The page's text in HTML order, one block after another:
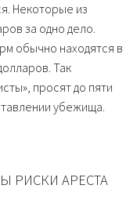
Некоторые из
за одно дело.
обычно находятся в
Так
просят до пяти
убежища.
РИСКИ АРЕСТА